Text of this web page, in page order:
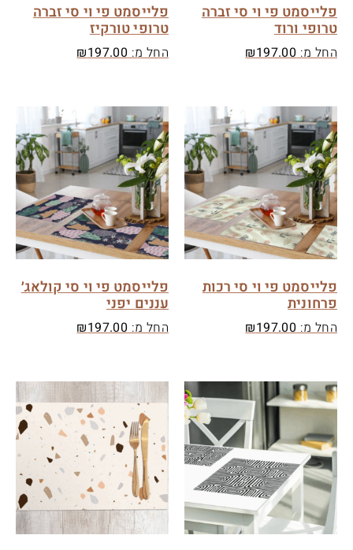
פלייסמט פי וי סי זברה
טרופי ורוד
החל מ: ₪197.00
פלייסמט פי וי סי זברה
טרופי טורקיז
החל מ: ₪197.00
פלייסמט פי וי סי רכות
פרחונית
החל מ: ₪197.00
פלייסמט פי וי סי קולאג׳
עננים יפני
החל מ: ₪197.00